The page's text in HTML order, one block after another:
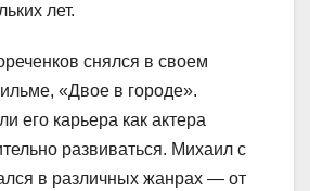
лет.
снялся в своем
«Двое в городе».
его карьера как актера
развиваться. Михаил с
в различных жанрах — от